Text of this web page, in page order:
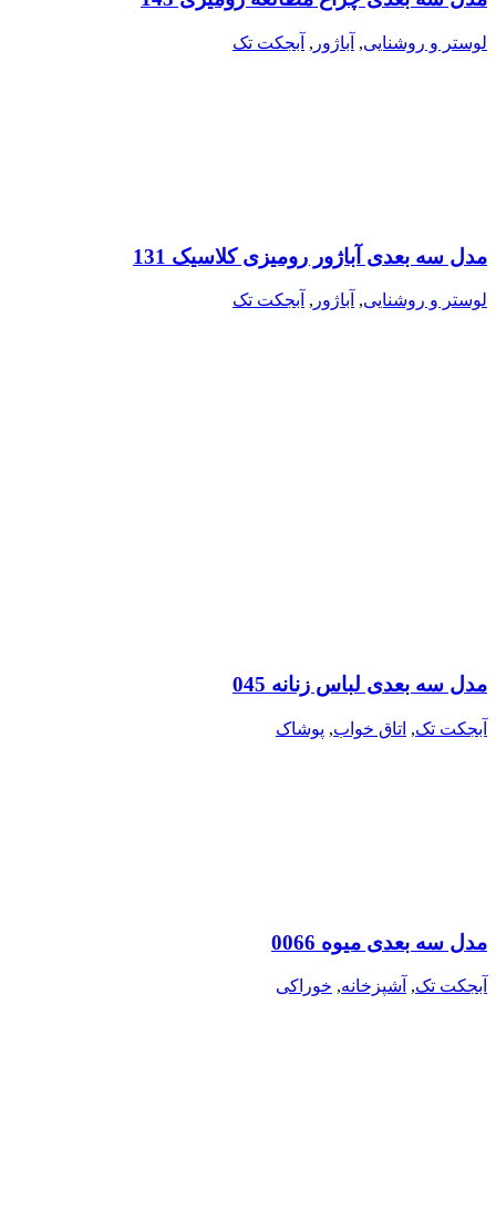
لوستر و روشنایی, آباژور , آبجکت تک
مدل سه بعدی آباژور رومیزی کلاسیک 131
لوستر و روشنایی, آباژور , آبجکت تک
مدل سه بعدی لباس زنانه 045
آبجکت تک, اتاق خواب, پوشاک
مدل سه بعدی میوه 0066
آبجکت تک, آشپزخانه, خوراکی